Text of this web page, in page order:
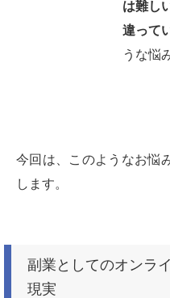
は難し
違って
うな悩
今回は、このようなお悩
します。
副業としてのオンラ
現実